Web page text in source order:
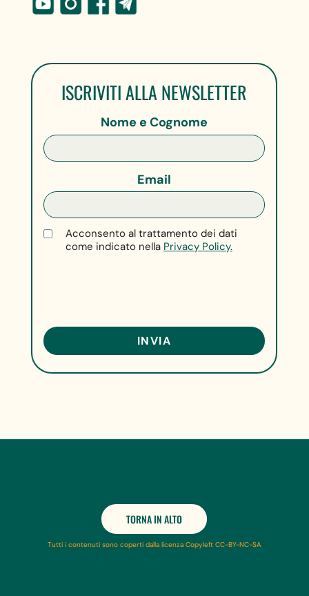
ISCRIVITI ALLA NEWSLETTER
Nome e Cognome
Email
Acconsento al trattamento dei dati
come indicato nella Privacy Policy.
TORNA IN ALTO
Tutti i contenuti sono coperti dalla licenza Copyleft CC-BY-NC-SA